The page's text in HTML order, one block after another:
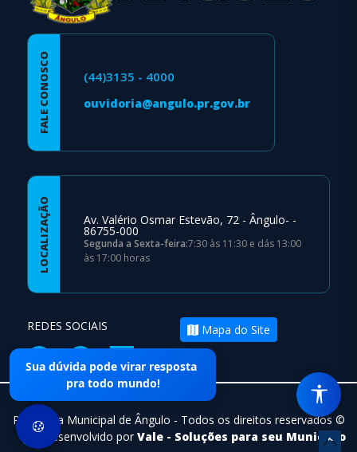
Sua dúvida pode virar resposta
pra todo mundo!
FALE CONOSCO (44)3135 - 4000
ouvidoria@angulo.pr.gov.br
LOCALIZAÇÃO Av. Valério Osmar Estevão, 72 - Ângulo- -
86755-000
Segunda a Sexta-feira:7:30 às 11:30 e dás 13:00
às 17:00 horas
REDES SOCIAIS Mapa do Site
Prefeitura Municipal de Ângulo - Todos os direitos reservados ©
|
Desenvolvido por Vale - Soluções para seu Municipio